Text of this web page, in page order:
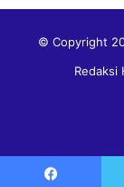
© Copyright
Redaksi